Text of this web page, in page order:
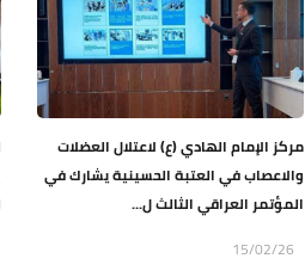
مركز الإمام الهادي (ع) لاعتلال العضلات
والاعصاب في العتبة الحسينية يشارك في
المؤتمر العراقي الثالث ل...
15/02/26